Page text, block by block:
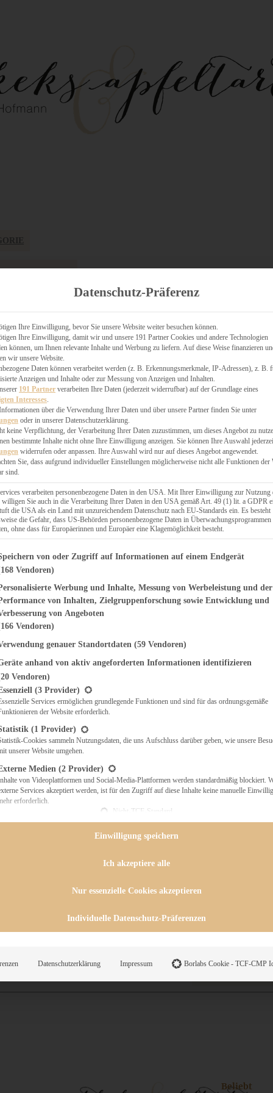
KÄSEKUCHEN
& QUICHES
Beliebt
Datenschutz-Präferenz
Ihre Einwilligung, bevor Sie unsere Website weiter besuchen können.
Ihre Einwilligung, damit wir und unsere 191 Partner Cookies und andere Technologien
können, um Ihnen relevante Inhalte und Werbung zu liefern. Auf diese Weise finanzieren
wir unsere Website.
Daten können verarbeitet werden (z. B. Erkennungsmerkmale, IP-Adressen), z. B.
Anzeigen und Inhalte oder zur Messung von Anzeigen und Inhalten.
191 Partner verarbeiten Ihre Daten (jederzeit widerrufbar) auf der Grundlage eines
Interesses.
über die Verwendung Ihrer Daten und über unsere Partner finden Sie unter
oder in unserer Datenschutzerklärung.
keine Verpflichtung, der Verarbeitung Ihrer Daten zuzustimmen, um dieses Angebot zu
bestimmte Inhalte nicht ohne Ihre Einwilligung anzeigen. Sie können Ihre Auswahl
widerrufen oder anpassen. Ihre Auswahl wird nur auf dieses Angebot angewendet.
Sie, dass aufgrund individueller Einstellungen möglicherweise nicht alle Funktionen der
sind.
verarbeiten personenbezogene Daten in den USA. Mit Ihrer Einwilligung zur Nutzung
willigen Sie auch in die Verarbeitung Ihrer Daten in den USA gemäß Art. 49 (1) lit. a GDPR
die USA als ein Land mit unzureichendem Datenschutz nach EU-Standards ein. Es besteht
die Gefahr, dass US-Behörden personenbezogene Daten in Überwachungsprogrammen
ohne dass für Europäerinnen und Europäer eine Klagemöglichkeit besteht.
finden Sie eine Liste der Zwecke des IAB Transparency and
von oder Zugriff auf Informationen auf einem Endgerät
Vendoren)
Werbung und Inhalte, Messung von Werbeleistung und der
von Inhalten, Zielgruppenforschung sowie Entwicklung und
von Angeboten
Vendoren)
genauer Standortdaten (59 Vendoren)
anhand von aktiv angeforderten Informationen identifizieren
Vendoren)
eine Liste der Service-Gruppen, für die eine Einwilligung erteilt werden
(3 Provider)
Services ermöglichen grundlegende Funktionen und sind für das ordnungsgemäße
der Website erforderlich.
(1 Provider)
Cookies sammeln Nutzungsdaten, die uns Aufschluss darüber geben, wie unsere
unserer Website umgehen.
Medien (2 Provider)
von Videoplattformen und Social-Media-Plattformen werden standardmäßig blockiert.
Services akzeptiert werden, ist für den Zugriff auf diese Inhalte keine manuelle
erforderlich.
Nicht-TCF-Standard
Einwilligung speichern
Ich akzeptiere alle
Nur essenzielle Cookies akzeptieren
Individuelle Datenschutz-Präferenzen
Datenschutzerklärung Impressum Borlabs Cookie - TCF-CMP